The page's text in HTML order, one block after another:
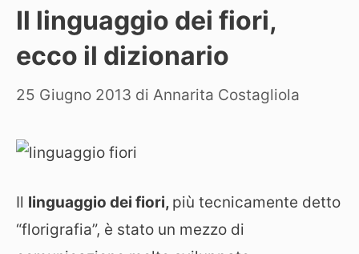
Il linguaggio dei fiori,
ecco il dizionario
25 Giugno 2013 di Annarita Costagliola
Il linguaggio dei fiori, più tecnicamente detto
“florigrafia”, è stato un mezzo di